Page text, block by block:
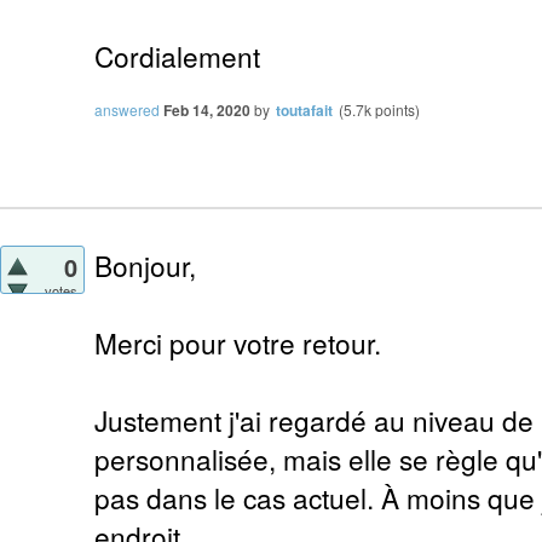
Cordialement
answered Feb 14, 2020by toutafait (5.7kpoints)
0
votes
Bonjour,
Merci pour votre retour.
Justement j'ai regardé au niveau
personnalisée, mais elle se règle
pas dans le cas actuel. À moins